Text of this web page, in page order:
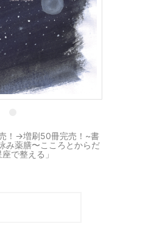
30 7月
！→増刷50冊完売！~書
み薬膳〜こころとからだ
で整える」